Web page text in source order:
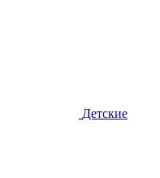
Детские